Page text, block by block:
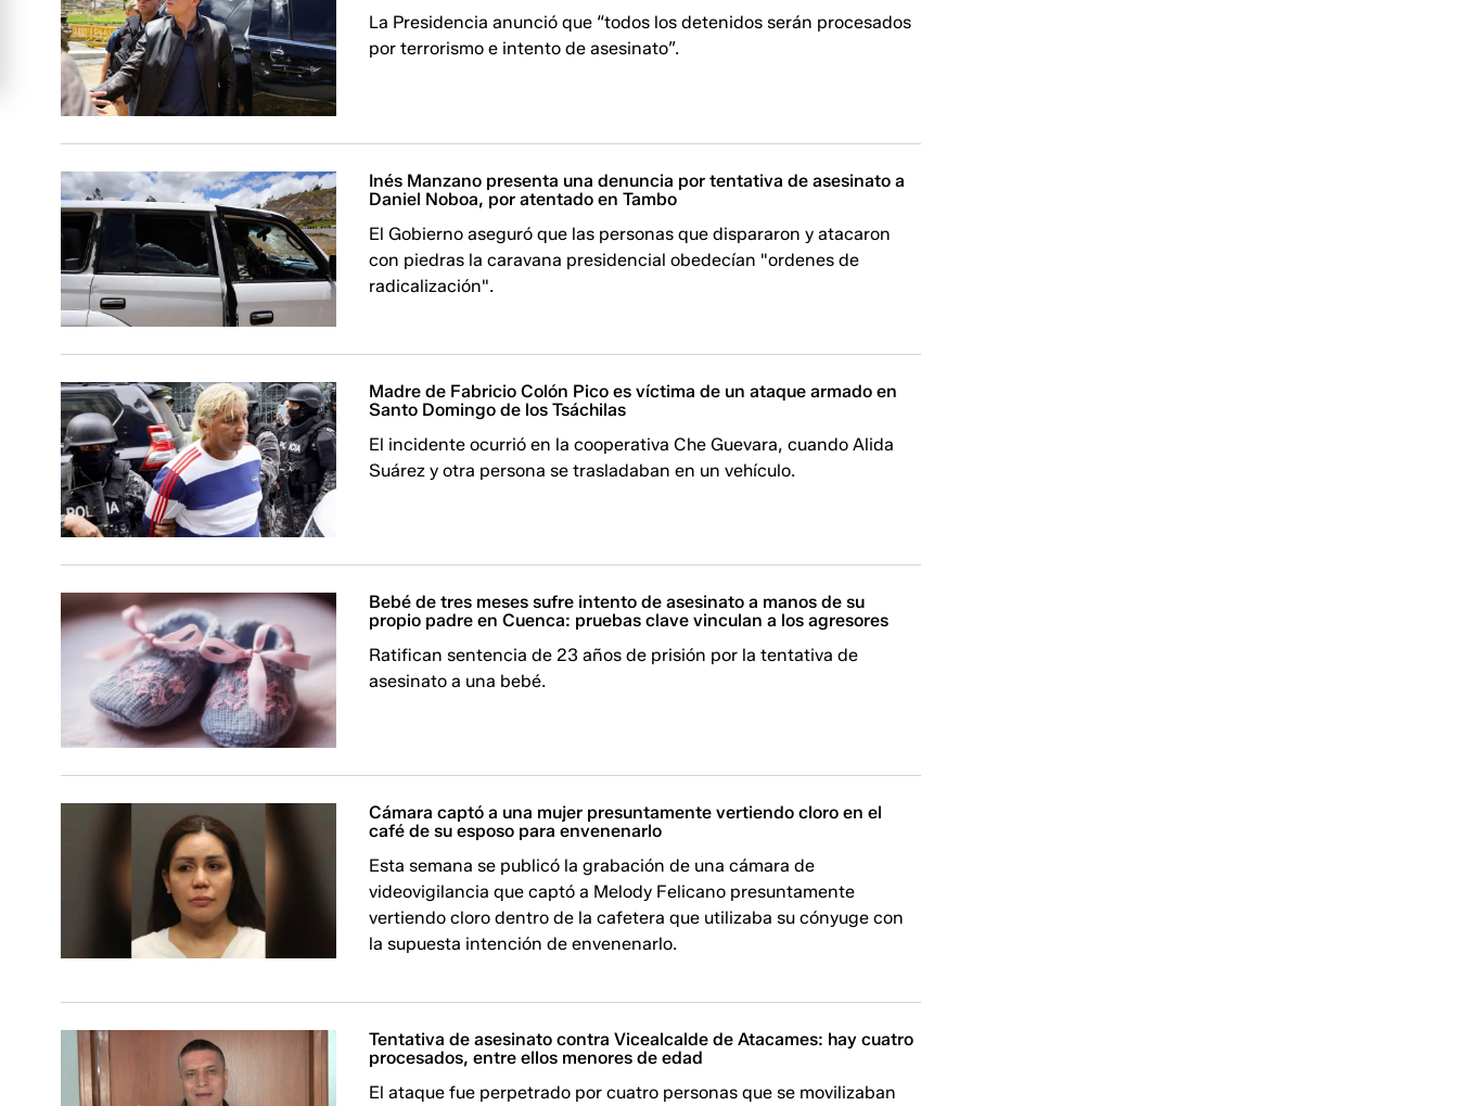
La Presidencia anunció que “todos los detenidos serán procesados
por terrorismo e intento de asesinato”.
Inés Manzano presenta una denuncia por tentativa de asesinato a
Daniel Noboa, por atentado en Tambo
El Gobierno aseguró que las personas que dispararon y atacaron
con piedras la caravana presidencial obedecían "ordenes de
radicalización".
Madre de Fabricio Colón Pico es víctima de un ataque armado en
Santo Domingo de los Tsáchilas
El incidente ocurrió en la cooperativa Che Guevara, cuando Alida
Suárez y otra persona se trasladaban en un vehículo.
Bebé de tres meses sufre intento de asesinato a manos de su
propio padre en Cuenca: pruebas clave vinculan a los agresores
Ratifican sentencia de 23 años de prisión por la tentativa de
asesinato a una bebé.
Cámara captó a una mujer presuntamente vertiendo cloro en el
café de su esposo para envenenarlo
Esta semana se publicó la grabación de una cámara de
videovigilancia que captó a Melody Felicano presuntamente
vertiendo cloro dentro de la cafetera que utilizaba su cónyuge con
la supuesta intención de envenenarlo.
Tentativa de asesinato contra Vicealcalde de Atacames: hay cuatro
procesados, entre ellos menores de edad
El ataque fue perpetrado por cuatro personas que se movilizaban